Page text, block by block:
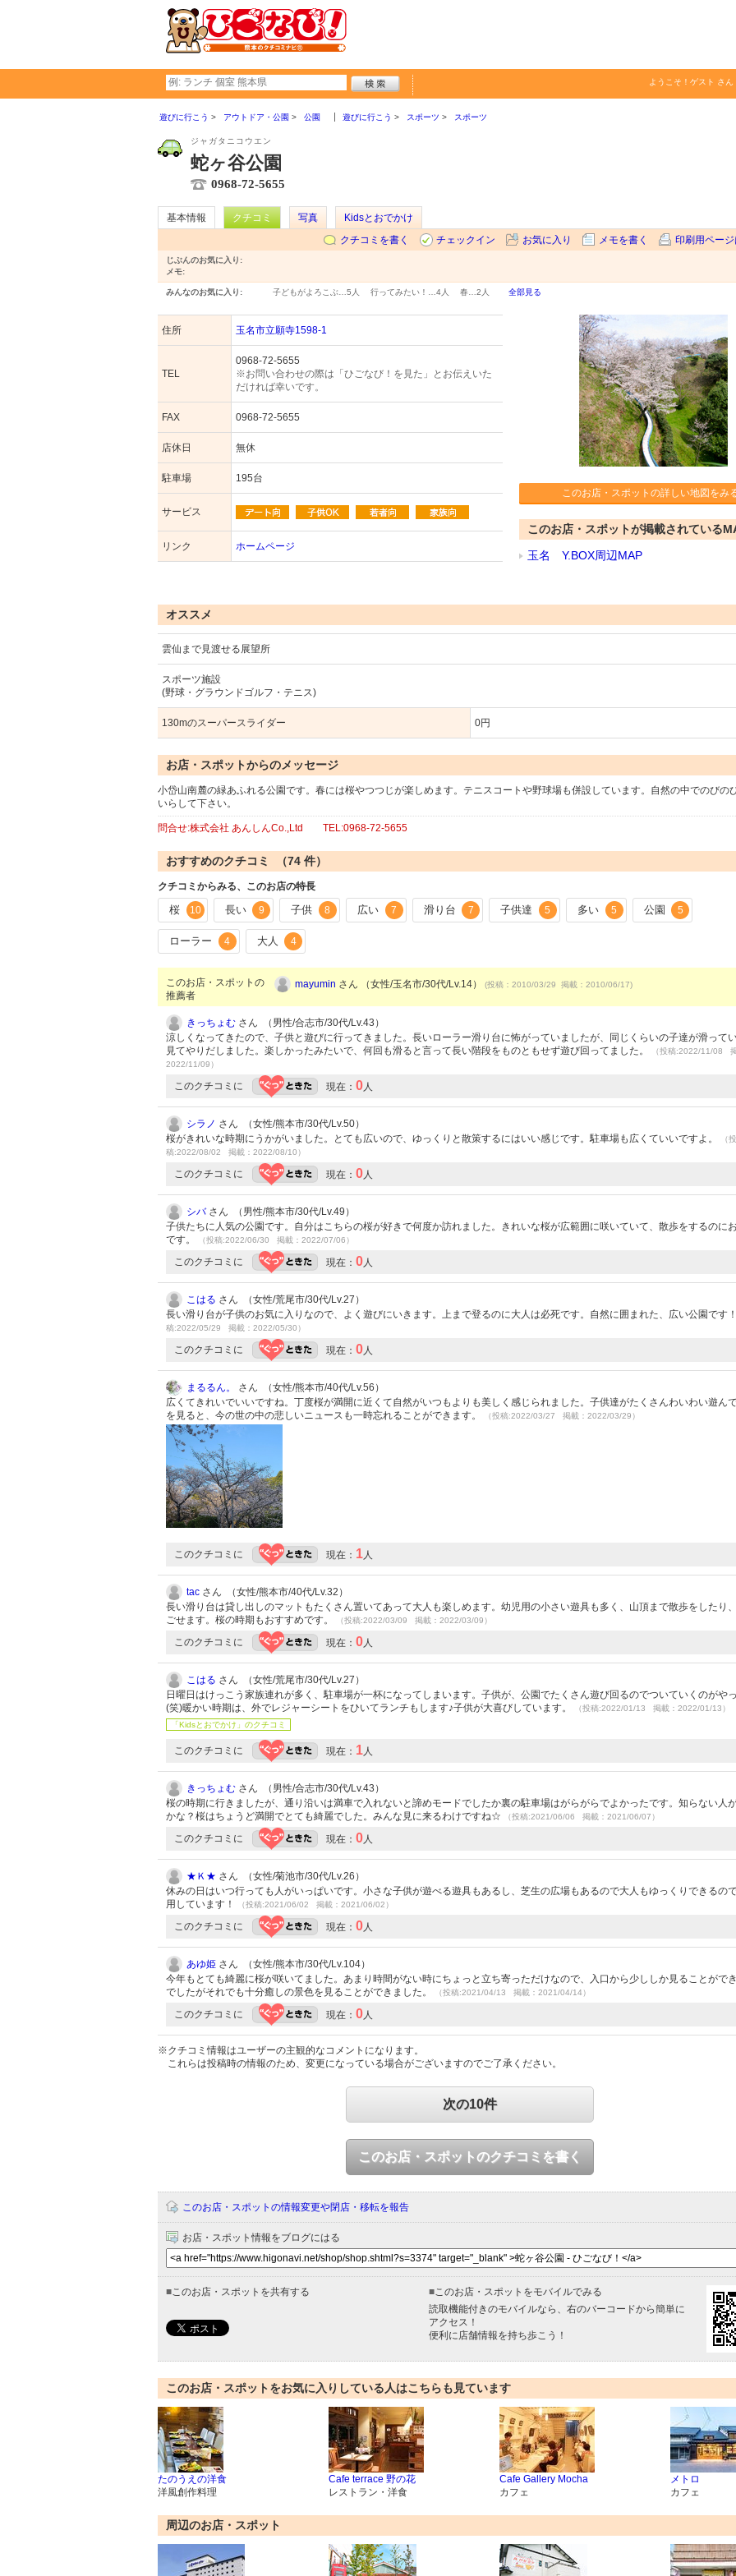
ようこそ！ ゲスト さん
遊びに行こう アウトドア・公園 公園 遊びに行こう スポーツ スポーツ
ジャガタニコウエン
蛇ヶ谷公園
0968-72-5655
基本情報 クチコミ 写真
Kidsとおでかけ
クチコミを書く
チェックイン お気に入り メモを書く 印刷用ページ
じぶんのお気に入り:
メモ:
みんなのお気に入り: 子どもがよろこぶ… 5人 行ってみたい！… 4人 春… 2人 全部見る
住所 玉名市立願寺1598-1
TEL
0968-72-5655
※お問い合わせの際は「ひごなび！を見た」とお伝えいた
だければ幸いです。
FAX 0968-72-5655
店休日 無休
駐車場 195台
サービス
リンク ホームページ
このお店・スポットの詳しい地図をみ
このお店・スポットが掲載されている
玉名 Y.BOX周辺MAP
オススメ
雲仙まで見渡せる展望所
スポーツ施設
(野球・グラウンドゴルフ・テニス)
130mのスーパースライダー 0円
お店・スポットからのメッセージ
小岱山南麓の緑あふれる公園です。春には桜やつつじが楽しめます。テニスコートや野球場も併設しています。自然の中でのびの
いらして下さい。
問合せ:株式会社 あんしんCo.,Ltd TEL:0968-72-5655
おすすめのクチコミ （74 件）
クチコミからみる、このお店の特長
桜 10 長い 9 子供 8 広い 7 滑り台 7 子供達 5 多い 5 公園 5
ローラー 4 大人 4
このお店・スポットの
推薦者
mayumin さん （女性/玉名市/30代/Lv.14） (投稿：2010/03/29 掲載：2010/06/17)
きっちょむ さん （男性/合志市/30代/Lv.43）
涼しくなってきたので、子供と遊びに行ってきました。長いローラー滑り台に怖がっていましたが、同じくらいの子達が滑って
見てやりだしました。楽しかったみたいで、何回も滑ると言って長い階段をものともせず遊び回ってました。
（投稿:2022/11/08
2022/11/09）
このクチコミに 現在： 0人
シラノ さん （女性/熊本市/30代/Lv.50）
桜がきれいな時期にうかがいました。とても広いので、ゆっくりと散策するにはいい感じです。駐車場も広くていいですよ。
（投
稿:2022/08/02 掲載：2022/08/10）
このクチコミに 現在： 0人
シバさん （男性/熊本市/30代/Lv.49）
子供たちに人気の公園です。自分はこちらの桜が好きで何度か訪れました。きれいな桜が広範囲に咲いていて、散歩をするのに
です。
（投稿:2022/06/30 掲載：2022/07/06）
このクチコミに 現在： 0人
こはる さん （女性/荒尾市/30代/Lv.27）
長い滑り台が子供のお気に入りなので、よく遊びにいきます。上まで登るのに大人は必死です。自然に囲まれた、広い公園です！
稿:2022/05/29 掲載：2022/05/30）
このクチコミに 現在： 0人
まるるん。
さん （女性/熊本市/40代/Lv.56）
広くてきれいでいいですね。丁度桜が満開に近くて自然がいつもよりも美しく感じられました。子供達がたくさんわいわい遊ん
を見ると、今の世の中の悲しいニュースも一時忘れることができます。
（投稿:2022/03/27 掲載：2022/03/29）
このクチコミに 現在： 1人
tac さん （女性/熊本市/40代/Lv.32）
長い滑り台は貸し出しのマットもたくさん置いてあって大人も楽しめます。幼児用の小さい遊具も多く、山頂まで散歩をしたり
ごせます。桜の時期もおすすめです。
（投稿:2022/03/09 掲載：2022/03/09）
このクチコミに 現在： 0人
こはる さん （女性/荒尾市/30代/Lv.27）
日曜日はけっこう家族連れが多く、駐車場が一杯になってしまいます。子供が、公園でたくさん遊び回るのでついていくのがや
(笑)暖かい時期は、外でレジャーシートをひいてランチもします♪子供が大喜びしています。
（投稿:2022/01/13 掲載：2022/01/13）
「Kidsとおでかけ」のクチコミ
このクチコミに 現在： 1人
きっちょむ さん （男性/合志市/30代/Lv.43）
桜の時期に行きましたが、通り沿いは満車で入れないと諦めモードでしたか裏の駐車場はがらがらでよかったです。知らない人
かな？桜はちょうど満開でとても綺麗でした。みんな見に来るわけですね☆
（投稿:2021/06/06 掲載：2021/06/07）
このクチコミに 現在： 0人
★Ｋ★ さん （女性/菊池市/30代/Lv.26）
休みの日はいつ行っても人がいっぱいです。小さな子供が遊べる遊具もあるし、芝生の広場もあるので大人もゆっくりできるの
用しています！
（投稿:2021/06/02 掲載：2021/06/02）
このクチコミに 現在： 0人
あゆ姫 さん （女性/熊本市/30代/Lv.104）
今年もとても綺麗に桜が咲いてました。あまり時間がない時にちょっと立ち寄っただけなので、入口から少ししか見ることがで
でしたがそれでも十分癒しの景色を見ることができました。
（投稿:2021/04/13 掲載：2021/04/14）
このクチコミに 現在： 0人
※クチコミ情報はユーザーの主観的なコメントになります。
これらは投稿時の情報のため、変更になっている場合がございますのでご了承ください。
次の10件
このお店・スポットのクチコミを書く
このお店・スポットの情報変更や閉店・移転を報告
お店・スポット情報をブログにはる
■このお店・スポットを共有する ■このお店・スポットをモバイルでみる
読取機能付きのモバイルなら、右のバーコードから簡単に
アクセス！
便利に店舗情報を持ち歩こう！
このお店・スポットをお気に入りしている人はこちらも見ています
たのうえの洋食
洋風創作料理
Cafe terrace 野の花
レストラン・洋食
Cafe Gallery Mocha
カフェ
メトロ
カフェ
周辺のお店・スポット